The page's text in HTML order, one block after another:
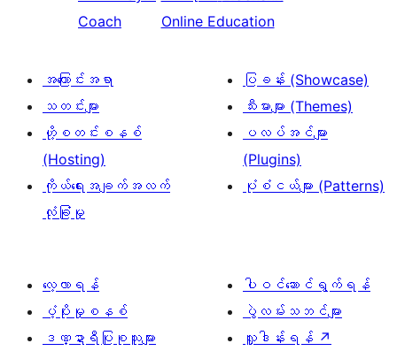
Coach
Online Education
အကြောင်းအရာ
သတင်းများ
ဟို့စတင်းစနစ်
(Hosting)
ကိုယ်ရေးအချက်အလက်
လုံခြုံမှု
ပြခန်း (Showcase)
သီးမားများ (Themes)
ပလပ်အင်များ
(Plugins)
ပုံစံငယ်များ (Patterns)
လေ့လာရန်
ပံ့ပိုးမှုစနစ်
ဒဏ္ဍာရီပြုစုသူများ
ပါဝင်ဆောင်ရွက်ရန်
ပွဲလမ်းသဘင်များ
လှူဒါန်းရန် ↗